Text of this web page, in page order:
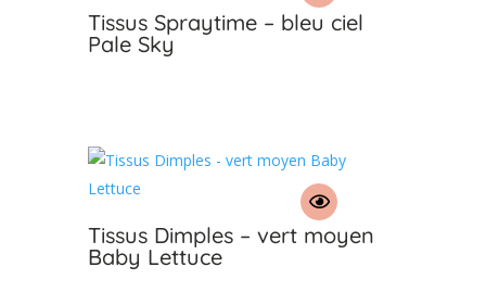
Tissus Spraytime – bleu ciel
Pale Sky
Tissus Dimples – vert moyen
Baby Lettuce